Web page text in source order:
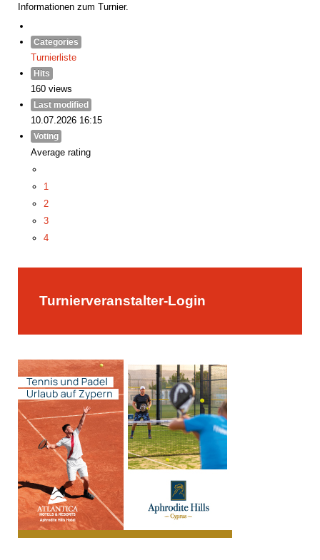
Informationen zum Turnier.
Categories
Turnierliste
Hits
160 views
Last modified
10.07.2026 16:15
Voting
Average rating
1
2
3
4
Turnierveranstalter-Login